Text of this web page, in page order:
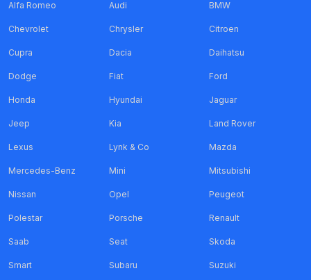
Alfa Romeo Audi BMW
Chevrolet Chrysler Citroen
Cupra Dacia Daihatsu
Dodge Fiat Ford
Honda Hyundai Jaguar
Jeep Kia Land Rover
Lexus Lynk & Co Mazda
Mercedes-Benz Mini Mitsubishi
Nissan Opel Peugeot
Polestar Porsche Renault
Saab Seat Skoda
Smart Subaru Suzuki